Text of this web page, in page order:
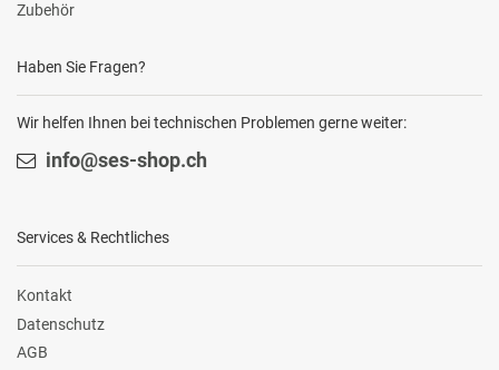
Zubehör
Haben Sie Fragen?
Wir helfen Ihnen bei technischen Problemen gerne weiter:
info@ses-shop.ch
Services & Rechtliches
Kontakt
Datenschutz
AGB